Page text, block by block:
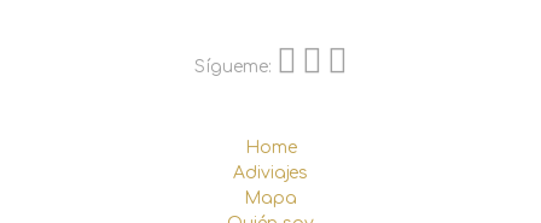
Sígueme:
Home
Adiviajes
Mapa